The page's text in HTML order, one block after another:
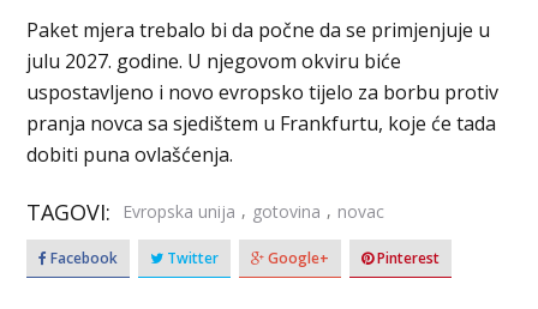
Paket mjera trebalo bi da počne da se primjenjuje u
julu 2027. godine. U njegovom okviru biće
uspostavljeno i novo evropsko tijelo za borbu protiv
pranja novca sa sjedištem u Frankfurtu, koje će tada
dobiti puna ovlašćenja.
TAGOVI: Evropska unija , gotovina , novac
Facebook Twitter Google+ Pinterest